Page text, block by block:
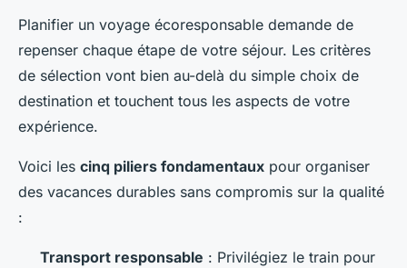
Planifier un voyage écoresponsable demande de
repenser chaque étape de votre séjour. Les critères
de sélection vont bien au-delà du simple choix de
destination et touchent tous les aspects de votre
expérience.
Voici les cinq piliers fondamentaux pour organiser
des vacances durables sans compromis sur la qualité
:
Transport responsable : Privilégiez le train pour